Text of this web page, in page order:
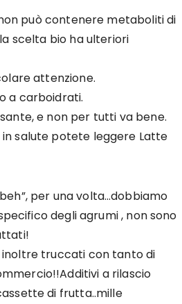
può contenere metaboliti di
scelta bio ha ulteriori
attenzione.
a carboidrati.
e non per tutti va bene.
in salute potete leggere Latte
per una volta…dobbiamo
degli agrumi , non sono
truccati con tanto di
a rilascio
di frutta..mille